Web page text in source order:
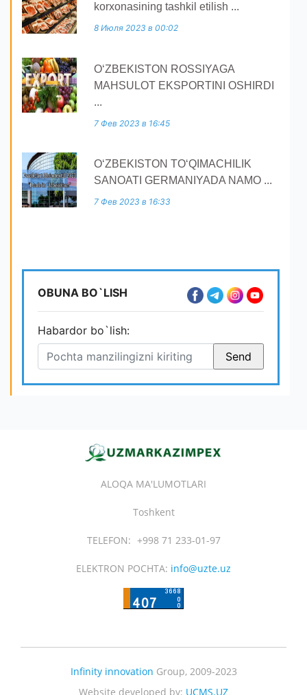
korxonasining tashkil etilish ...
8 Июля 2023 в 00:02
O‘ZBEKISTON ROSSIYAGA
MAHSULOT EKSPORTINI OSHIRDI
...
7 Фев 2023 в 16:45
O‘ZBEKISTON TO‘QIMACHILIK
SANOATI GERMANIYADA NAMO ...
7 Фев 2023 в 16:33
OBUNA BO`LISH
Habardor bo`lish:
ALOQA MA'LUMOTLARI
Toshkent
TELEFON: +998 71 233-01-97
ELEKTRON POCHTA: info@uzte.uz
Infinity innovation Group, 2009-2023
Website developed by: UCMS.UZ